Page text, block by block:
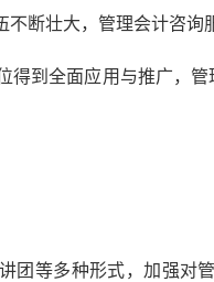
断壮大，管理会计咨询
到全面应用与推广，
团等多种形式，加强